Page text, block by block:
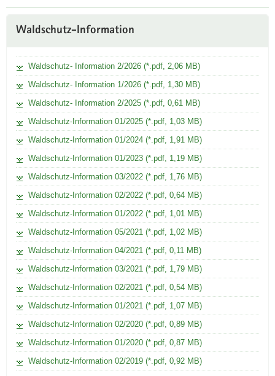
g
f
r
d
u
g
o
k
e
n
ä
f
e
–
I
n
f
o
r
m
a
i
o
n
n
u
Information
Waldschutz-Information
Waldschutz- Information 2/2026 (*.pdf, 2,06 MB)
Waldschutz- Information 1/2026 (*.pdf, 1,30 MB)
Waldschutz- Information 2/2025 (*.pdf, 0,61 MB)
Waldschutz-Information 01/2025 (*.pdf, 1,03 MB)
Waldschutz-Information 01/2024 (*.pdf, 1,91 MB)
Waldschutz-Information 01/2023 (*.pdf, 1,19 MB)
Waldschutz-Information 03/2022 (*.pdf, 1,76 MB)
Waldschutz-Information 02/2022 (*.pdf, 0,64 MB)
Waldschutz-Information 01/2022 (*.pdf, 1,01 MB)
Waldschutz-Information 05/2021 (*.pdf, 1,02 MB)
Waldschutz-Information 04/2021 (*.pdf, 0,11 MB)
Waldschutz-Information 03/2021 (*.pdf, 1,79 MB)
Waldschutz-Information 02/2021 (*.pdf, 0,54 MB)
Waldschutz-Information 01/2021 (*.pdf, 1,07 MB)
Waldschutz-Information 02/2020 (*.pdf, 0,89 MB)
Waldschutz-Information 01/2020 (*.pdf, 0,87 MB)
Waldschutz-Information 02/2019 (*.pdf, 0,92 MB)